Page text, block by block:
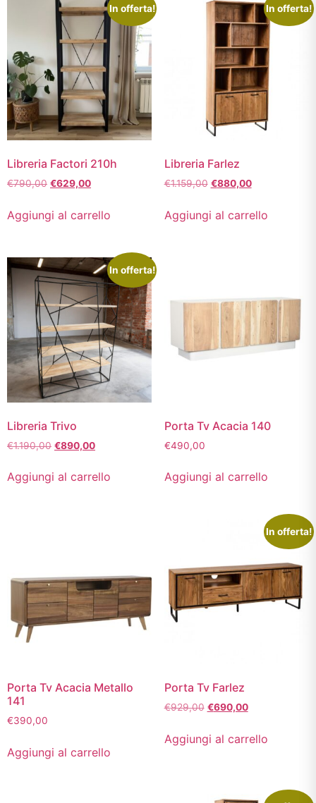
In offerta!
Libreria Factori 210h
€790,00 €629,00
Aggiungi al carrello
In offerta!
Libreria Farlez
€1.159,00 €880,00
Aggiungi al carrello
In offerta!
Libreria Trivo
€1.190,00 €890,00
Aggiungi al carrello
Porta Tv Acacia 140
€490,00
Aggiungi al carrello
Porta Tv Acacia Metallo
141
€390,00
Aggiungi al carrello
In offerta!
Porta Tv Farlez
€929,00 €690,00
Aggiungi al carrello